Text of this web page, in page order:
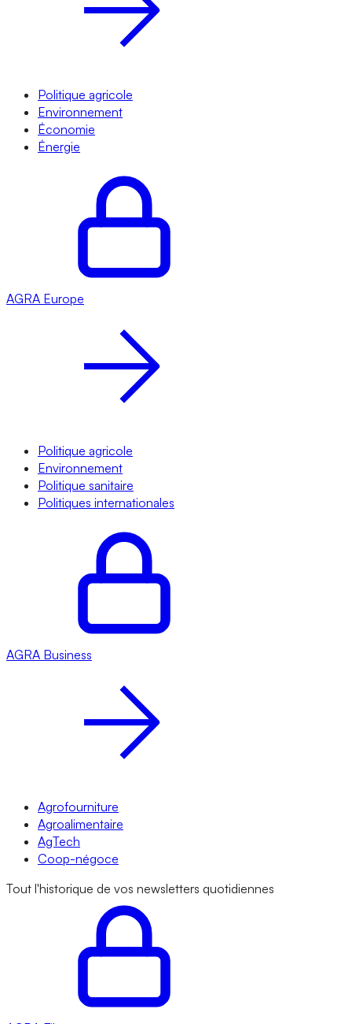
Politique agricole
Environnement
Économie
Énergie
AGRA Europe
Politique agricole
Environnement
Politique sanitaire
Politiques internationales
AGRA Business
Agrofourniture
Agroalimentaire
AgTech
Coop-négoce
Tout l'historique de vos newsletters quotidiennes